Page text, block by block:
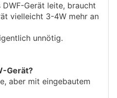
Gerät leite, braucht
vielleicht 3-4W mehr an
unnötig.
Gerät?
aber mit eingebautem